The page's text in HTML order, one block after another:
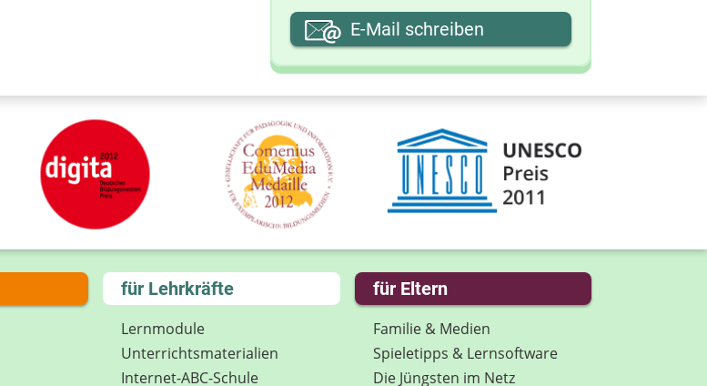
Ihre E-Mail-Adresse
Ihre Nachricht
E-Mail schreiben
für Lehrkräfte
Lernmodule
Unterrichts­materialien
Internet-ABC-Schule
für Eltern
Familie & Medien
Spieletipps & Lernsoftware
Die Jüngsten im Netz